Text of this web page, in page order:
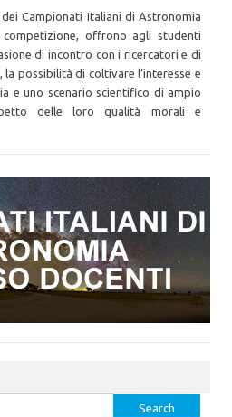
Campionati Italiani di Astronomia
offrono agli studenti
di incontro con i ricercatori e di
possibilità di coltivare l’interesse e
e uno scenario scientifico di ampio
delle loro qualità morali e